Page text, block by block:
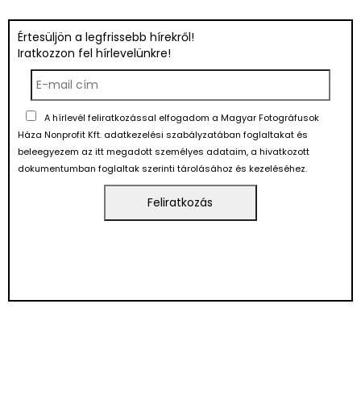
Értesüljön a legfrissebb hírekről!
Iratkozzon fel hírlevelünkre!
A hírlevél feliratkozással elfogadom a Magyar Fotográfusok
Háza Nonprofit Kft. adatkezelési szabályzatában foglaltakat és
beleegyezem az itt megadott személyes adataim, a hivatkozott
dokumentumban foglaltak szerinti tárolásához és kezeléséhez.